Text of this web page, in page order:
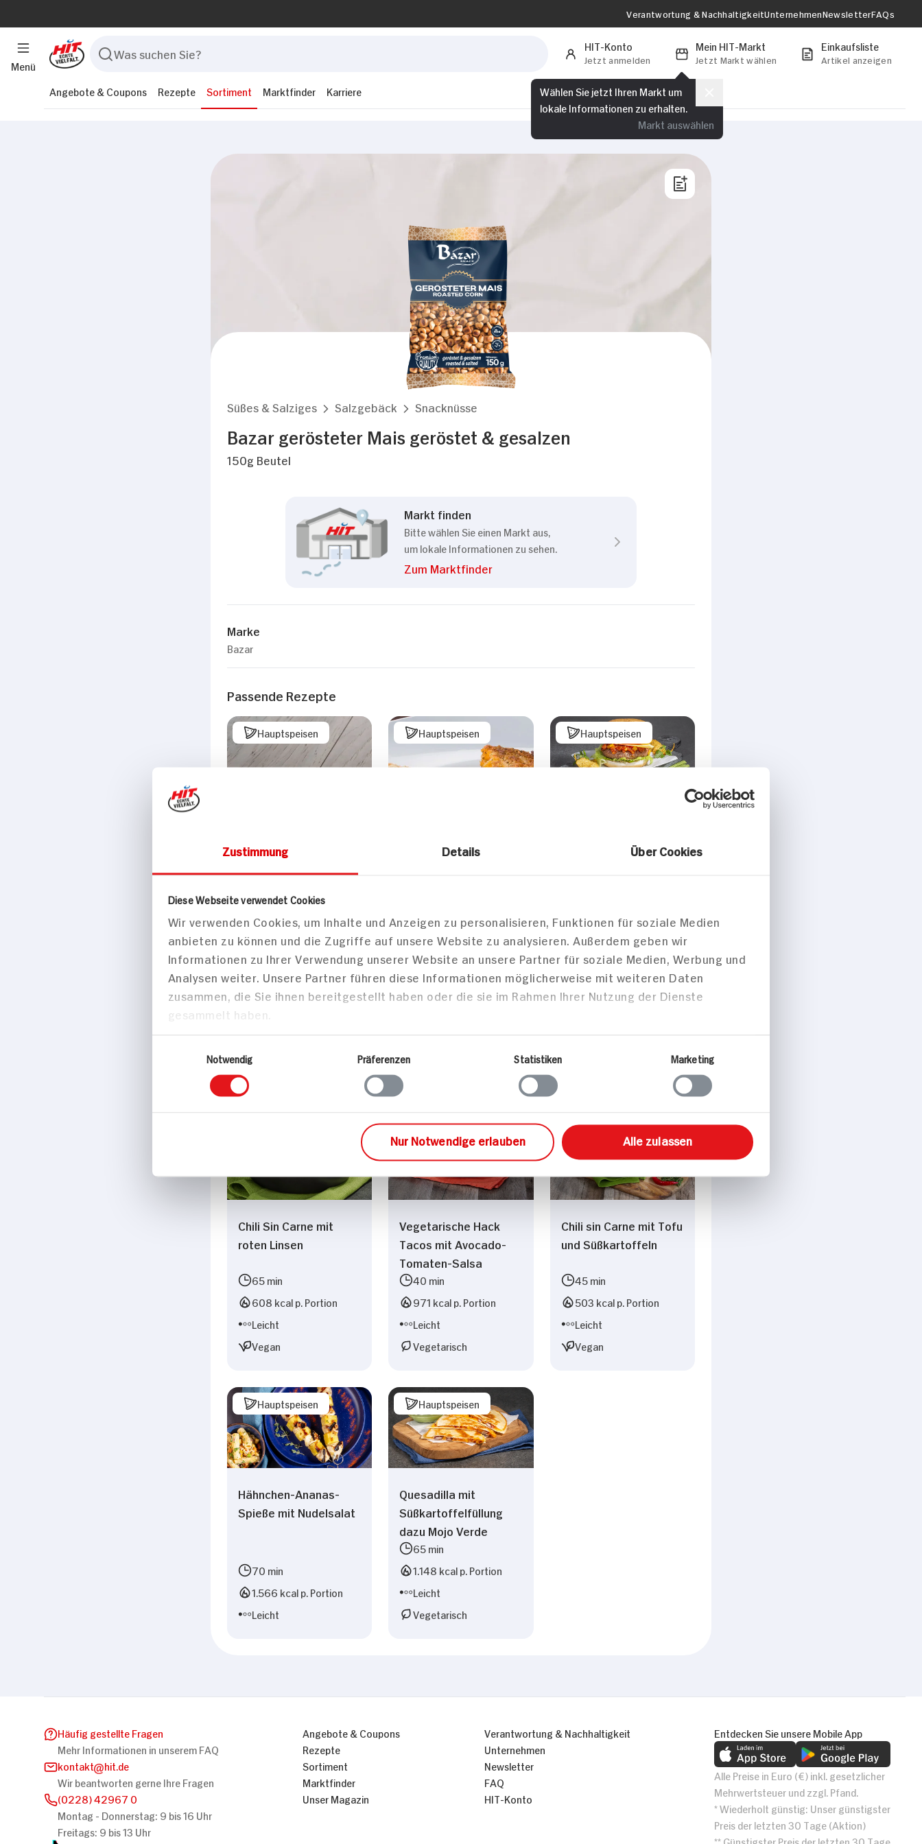
Zustimmung Details Über Cookies
Diese Webseite verwendet Cookies
Wir verwenden Cookies, um Inhalte und Anzeigen zu personalisieren, Funktionen für soziale Medien
anbieten zu können und die Zugriffe auf unsere Website zu analysieren. Außerdem geben wir
Informationen zu Ihrer Verwendung unserer Website an unsere Partner für soziale Medien, Werbung und
Analysen weiter. Unsere Partner führen diese Informationen möglicherweise mit weiteren Daten
zusammen, die Sie ihnen bereitgestellt haben oder die sie im Rahmen Ihrer Nutzung der Dienste
gesammelt haben.
Notwendig
Präferenzen Statistiken Marketing
Nur Notwendige erlauben Alle zulassen
Menü
Verantwortung & NachhaltigkeitUnternehmenNewsletterFAQs
HIT-Konto
Jetzt anmelden
Mein HIT-Markt
Jetzt Markt wählen
Wählen Sie jetzt Ihren Markt um
lokale Informationen zu erhalten.
Markt auswählen
Einkaufsliste
Artikel anzeigen
Angebote & Coupons Rezepte Sortiment Marktfinder Karriere
Süßes & Salziges Salzgebäck Snacknüsse
Bazar gerösteter Mais geröstet & gesalzen
150g Beutel
Markt finden
Bitte wählen Sie einen Markt aus,
um lokale Informationen zu sehen.
Zum Marktfinder
Marke
Bazar
Passende Rezepte
Hauptspeisen
Überbackene Tortillas
mit Linsen-Walnuss-
Chili
735 kcal p. Portion
Hauptspeisen
Pfannen-Taler mit
einer cremigen Chilli
Maissuppe
Hauptspeisen
mit Bohnen, Jalapenos,
Tortilla Chips und
Chili Sin Carne mit
roten Linsen
65 min
608 kcal p. Portion
Leicht
Vegan
Hauptspeisen
Vegetarische Hack
Tacos mit Avocado-
Tomaten-Salsa
40 min
971 kcal p. Portion
Leicht
Vegetarisch
Hauptspeisen
Chili sin Carne mit Tofu
und Süßkartoffeln
45 min
503 kcal p. Portion
Leicht
Vegan
Hauptspeisen
Hähnchen-Ananas-
Spieße mit Nudelsalat
70 min
1.566 kcal p. Portion
Leicht
Hauptspeisen
Quesadilla mit
Süßkartoffelfüllung
dazu Mojo Verde
65 min
1.148 kcal p. Portion
Leicht
Vegetarisch
Häufig gestellte Fragen
Mehr Informationen in unserem FAQ
kontakt
hit.de
Wir beantworten gerne Ihre Fragen
(0228) 42967 0
Montag - Donnerstag: 9 bis 16 Uhr
Freitags: 9 bis 13 Uhr
Angebote & Coupons
Rezepte
Sortiment
Marktfinder
Unser Magazin
Verantwortung & Nachhaltigkeit
Unternehmen
Newsletter
FAQ
HIT-Konto
Entdecken Sie unsere Mobile App
Alle Preise in Euro (€) inkl. gesetzlicher
Mehrwertsteuer und zzgl. Pfand.
* Wiederholt günstig: Unser günstigster
Preis der letzten 30 Tage (Aktion)
** Günstigster Preis der letzten 30 Tage